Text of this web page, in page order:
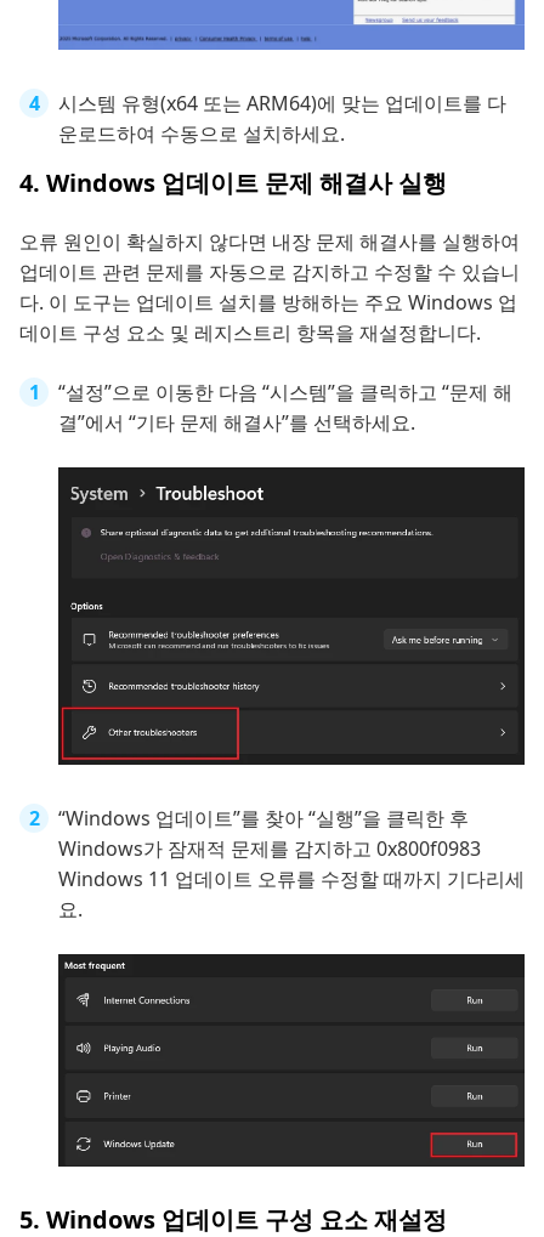
시스템 유형(x64 또는 ARM64)에 맞는 업데이트를 다
운로드하여 수동으로 설치하세요.
4. Windows 업데이트 문제 해결사 실행
오류 원인이 확실하지 않다면 내장 문제 해결사를 실행하여
업데이트 관련 문제를 자동으로 감지하고 수정할 수 있습니
다. 이 도구는 업데이트 설치를 방해하는 주요 Windows 업
데이트 구성 요소 및 레지스트리 항목을 재설정합니다.
“설정”으로 이동한 다음 “시스템”을 클릭하고 “문제 해
결”에서 “기타 문제 해결사”를 선택하세요.
“Windows 업데이트”를 찾아 “실행”을 클릭한 후
Windows가 잠재적 문제를 감지하고 0x800f0983
Windows 11 업데이트 오류를 수정할 때까지 기다리세
요.
5. Windows 업데이트 구성 요소 재설정